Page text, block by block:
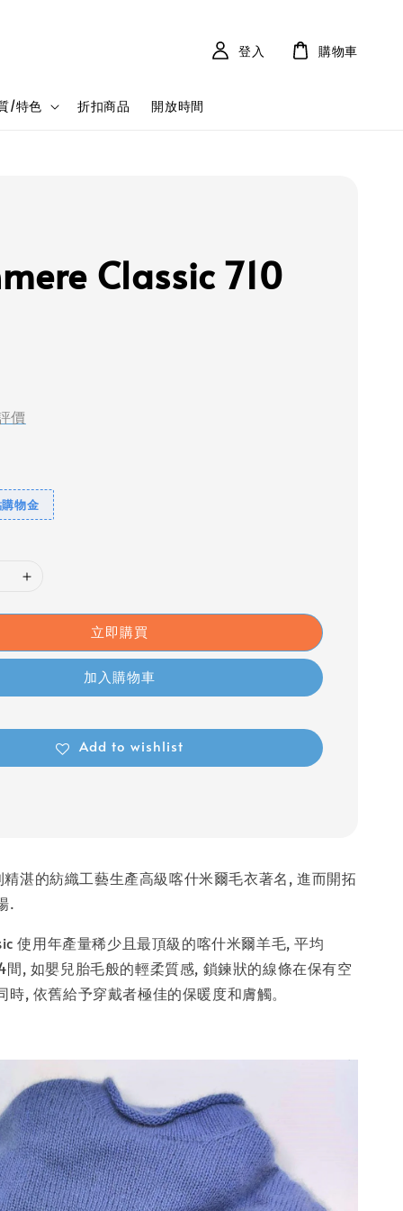
/特色 折扣商品 開放時間
登入 購物車
Classic 710
價
物金
立即購買
加入購物車
Add to wishlist
湛的紡織工藝生產高級喀什米爾毛衣著名, 進而開拓
.
使用年產量稀少且最頂級的喀什米爾羊毛, 平均
間, 如嬰兒胎毛般的輕柔質感, 鎖鍊狀的線條在保有空
時, 依舊給予穿戴者極佳的保暖度和膚觸。